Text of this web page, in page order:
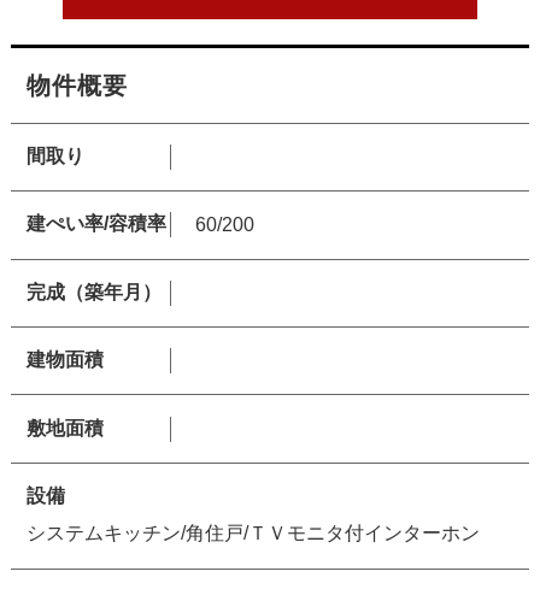
物件概要
間取り
建ぺい率/容積率 60/200
完成（築年月）
建物面積
敷地面積
設備
システムキッチン/角住戸/ＴＶモニタ付インターホン